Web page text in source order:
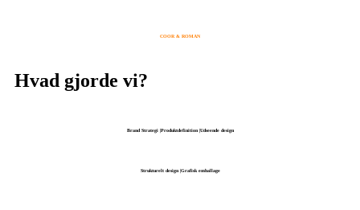
COOR & ROMAN
Hvad gjorde vi?
Brand Strategi |Produktdefinition |Udseende design
Strukturelt design |Grafisk emballage